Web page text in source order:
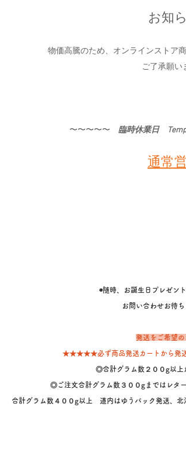
お知
物価高騰のため、オンラインストア
ご了承願い
〜〜〜〜〜​ 臨時休業日
通常
◉随時、お誕生日プレゼン
お問い合わせお待ち
発送をご希望
★★★★★必ず商品発送カートから発
◎合計グラム数２００g以上
◎ご注文合計グラム数３００gまではレタ
合計グラム数４００g以上 道内はゆうパック発送、北